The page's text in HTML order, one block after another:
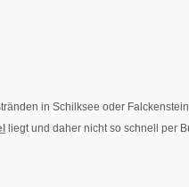
in Schilksee oder
liegt und daher nicht so schnell per